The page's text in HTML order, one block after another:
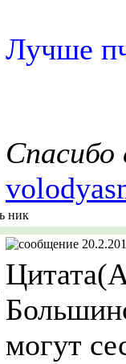
Лучше
Спасибо
могут